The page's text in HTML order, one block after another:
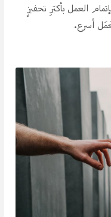
العمل بأكبَرِ تحفيزِِ
أسرع.